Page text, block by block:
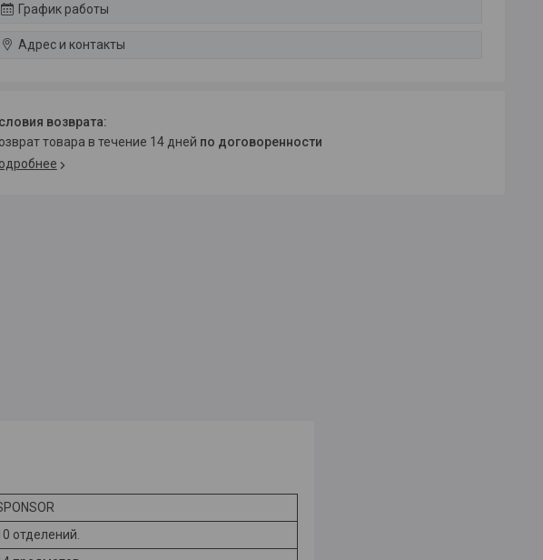
График работы
Адрес и контакты
возврат товара в течение 14 дней по договоренности
отделений.